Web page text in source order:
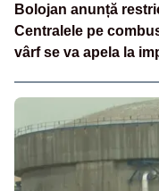
Bolojan anunță
Centralele pe
vârf se va apela la